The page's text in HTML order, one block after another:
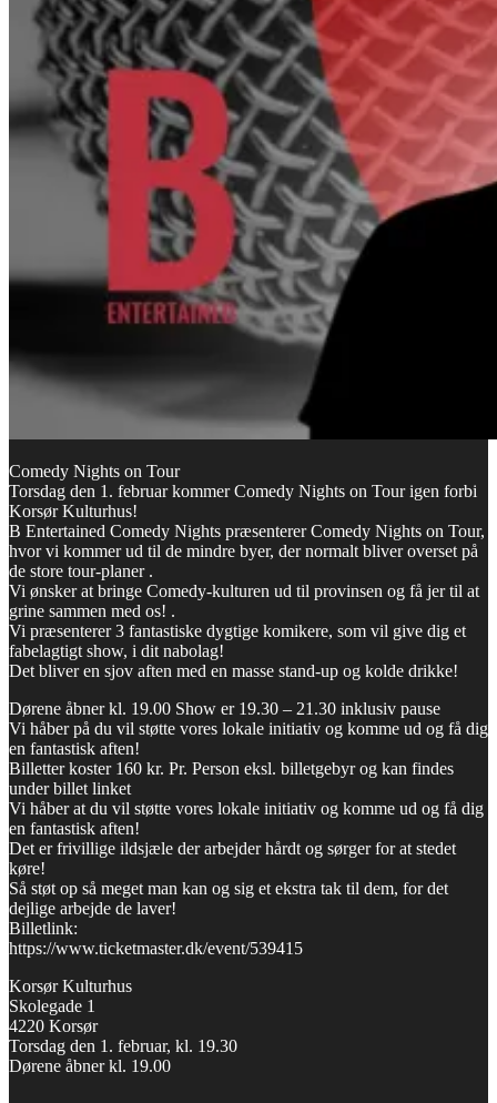
Comedy Nights on Tour
Torsdag den 1. februar kommer Comedy Nights on Tour igen forbi
Korsør Kulturhus!
B Entertained Comedy Nights præsenterer Comedy Nights on Tour,
hvor vi kommer ud til de mindre byer, der normalt bliver overset på
de store tour-planer .
Vi ønsker at bringe Comedy-kulturen ud til provinsen og få jer til at
grine sammen med os! .
Vi præsenterer 3 fantastiske dygtige komikere, som vil give dig et
fabelagtigt show, i dit nabolag!
Det bliver en sjov aften med en masse stand-up og kolde drikke!
Dørene åbner kl. 19.00 Show er 19.30 – 21.30 inklusiv pause
Vi håber på du vil støtte vores lokale initiativ og komme ud og få dig
en fantastisk aften!
Billetter koster 160 kr. Pr. Person eksl. billetgebyr og kan findes
under billet linket
Vi håber at du vil støtte vores lokale initiativ og komme ud og få dig
en fantastisk aften!
Det er frivillige ildsjæle der arbejder hårdt og sørger for at stedet
køre!
Så støt op så meget man kan og sig et ekstra tak til dem, for det
dejlige arbejde de laver!
Billetlink:
https://www.ticketmaster.dk/event/539415
Korsør Kulturhus
Skolegade 1
4220 Korsør
Torsdag den 1. februar, kl. 19.30
Dørene åbner kl. 19.00